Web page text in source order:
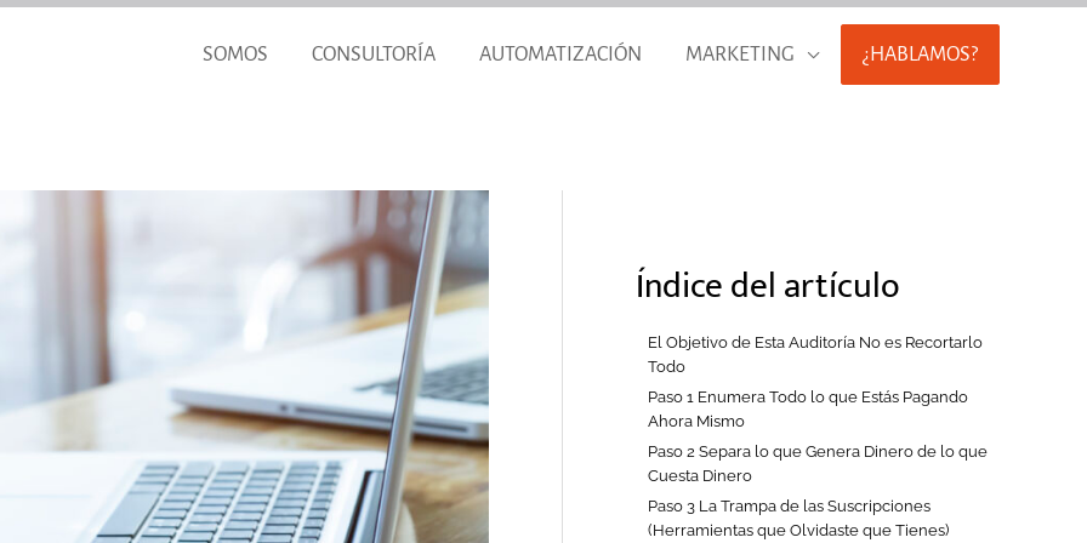
SOMOS CONSULTORÍA AUTOMATIZACIÓN MARKETING ¿HABLAMOS?
Índice del artículo
El Objetivo de Esta Auditoría No es Recortarlo
Todo
Paso 1 Enumera Todo lo que Estás Pagando
Ahora Mismo
Paso 2 Separa lo que Genera Dinero de lo que
Cuesta Dinero
Paso 3 La Trampa de las Suscripciones
(Herramientas que Olvidaste que Tienes)